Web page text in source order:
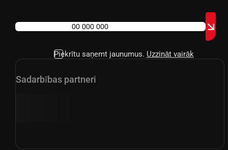
Piekrītu saņemt jaunumus. Uzzināt vairāk
Sadarbības partneri